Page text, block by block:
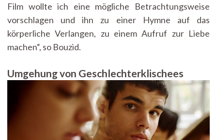
Film wollte ich eine mögliche Betrachtungsweise
vorschlagen und ihn zu einer Hymne auf das
körperliche Verlangen, zu einem Aufruf zur Liebe
machen“, so Bouzid.
Umgehung von Geschlechterklischees